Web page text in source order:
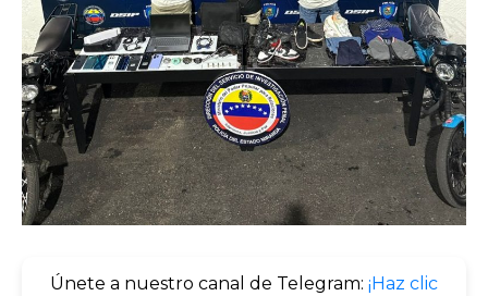
Únete a nuestro canal de Telegram: ¡Haz clic